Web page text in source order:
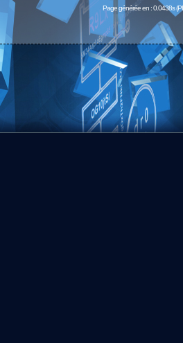
Page générée en : 0.0438s